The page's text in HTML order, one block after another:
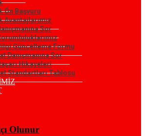
Ön Başvuru
Avantajlarımız
Sor
Güncelleme Formu
Danışmanına Sor
Hikayeleri
Standartları Tablosu
Olunur